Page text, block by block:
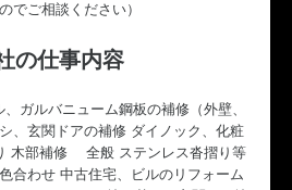
でご相談ください）
の仕事内容
ガルバニューム鋼板の補修（外壁、
、玄関ドアの補修 ダイノック、化粧
木部補修 全般 ステンレス沓摺り等
合わせ 中古住宅、ビルのリフォーム